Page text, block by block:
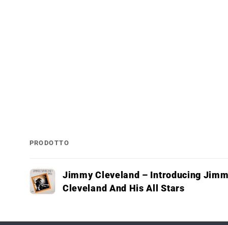
Il
tuo
PRODOTTO
Jimmy Cleveland – Introducing
Cleveland And His All Stars
in